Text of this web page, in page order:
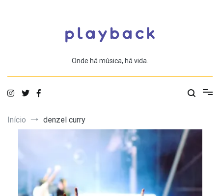
Onde há música, há vida.
Início denzel curry